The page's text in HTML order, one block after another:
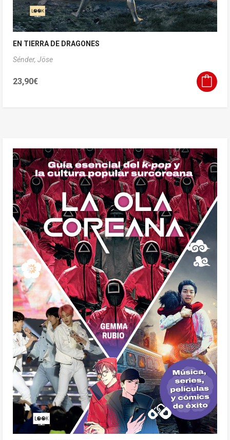
EN TIERRA DE DRAGONES
Sénder, Jöse
23,90€